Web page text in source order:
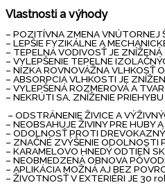
Vlastnosti a výhody
– POZITÍVNA ZMENA VNÚTORNEJ
– LEPŠIE FYZIKÁLNE A
– TEPELNÁ VODIVOSŤ JE ZNÍŽENÁ
– VYLEPŠENIE TEPELNE
– NÍZKA ROVNOVÁŽNA VLHKOSŤ
– ABSORPCIA VLHKOSTI JE
– VYLEPŠENÁ ROZMEROVÁ A
– NEKRÚTI SA, ZNÍŽENIE
– ODSTRÁNENIE ŽIVICE A
– NEOBSAHUJE ŽIVINY PRE HUBY
– ODOLNOSŤ PROTI
– ZNAČNÉ ZVÝŠENIE ODOLNOSTI
– KARAMELOVO HNEDÝ ODTIEŇ
– NEOBMEDZENÁ OBNOVA
– APLIKÁCIA MOŽNÁ AJ BEZ
– ŽIVOTNOSŤ V EXTERIÉRI JE 30